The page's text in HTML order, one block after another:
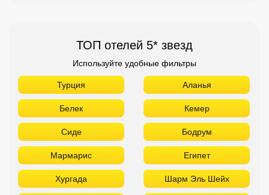
ТОП отелей 5* звезд
Используйте удобные фильтры
Турция Аланья
Белек Кемер
Сиде Бодрум
Мармарис Египет
Хургада Шарм Эль Шейх